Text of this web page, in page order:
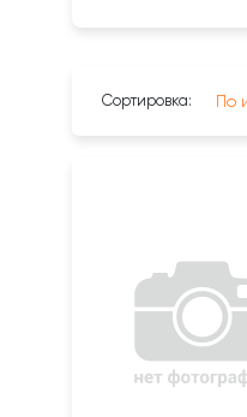
Сортировка: По